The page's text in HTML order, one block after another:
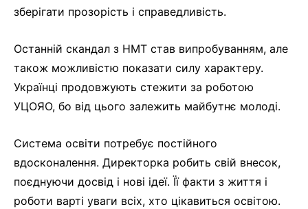
зберігати прозорість і справедливість.
Останній скандал з НМТ став випробуванням, але
також можливістю показати силу характеру.
Українці продовжують стежити за роботою
УЦОЯО, бо від цього залежить майбутнє молоді.
Система освіти потребує постійного
вдосконалення. Директорка робить свій внесок,
поєднуючи досвід і нові ідеї. Її факти з життя і
роботи варті уваги всіх, хто цікавиться освітою.